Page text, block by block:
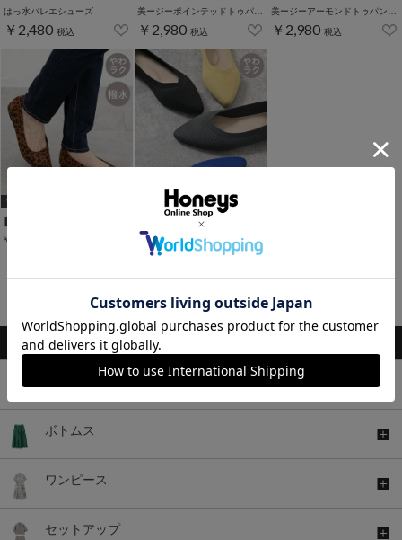
はっ水バレエシューズ
￥2,480 税込 ￥2,980 税込 ￥2,980 税込
WEB限定ｻｲｽﾞ[25.0] WEB限定ｻｲｽﾞ[22.5,24.5,25.0]
ニットフラットパンプス
￥1,980
￥2,480税込
1～8件 (全8件)
ボトムス
ワンピース
セットアップ